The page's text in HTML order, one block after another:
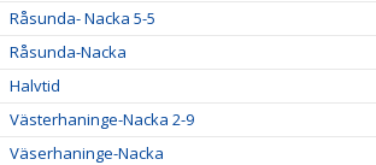
Råsunda- Nacka 5-5
Råsunda-Nacka
Halvtid
Västerhaninge-Nacka 2-9
Väserhaninge-Nacka